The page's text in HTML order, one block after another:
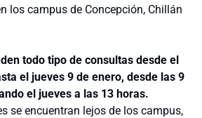
los campus de Concepción, Chillán
todo tipo de consultas desde el
el jueves 9 de enero, desde las 9
el jueves a las 13 horas.
se encuentran lejos de los campus,